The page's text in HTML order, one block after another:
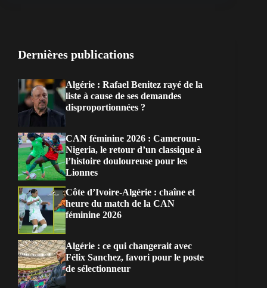
Dernières publications
Algérie : Rafael Benitez rayé de la
liste à cause de ses demandes
disproportionnées ?
CAN féminine 2026 : Cameroun-
Nigeria, le retour d’un classique à
l’histoire douloureuse pour les
Lionnes
Côte d’Ivoire-Algérie : chaîne et
heure du match de la CAN
féminine 2026
Algérie : ce qui changerait avec
Félix Sanchez, favori pour le poste
de sélectionneur